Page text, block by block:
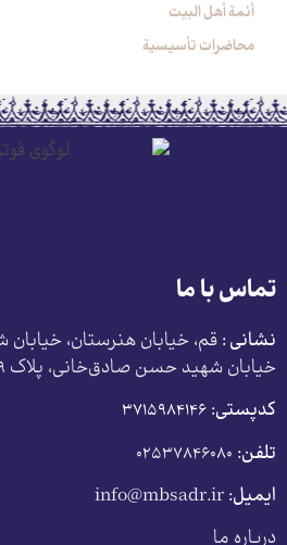
أئمة أهل البیت
محاضرات تأسیسیة
تماس با ما
نشانی : قم، خیابان هنرستان،
خیابان شهید حسن صادق‌خانی، پلاک ١٩
کدپستی:
تلفن: ۰۲۵۳۷۸۴۶۰۸۰
ایمیل: info@mbsadr.ir
درباره ما